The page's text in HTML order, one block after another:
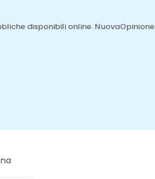
disponibili online. NuovaOpinione